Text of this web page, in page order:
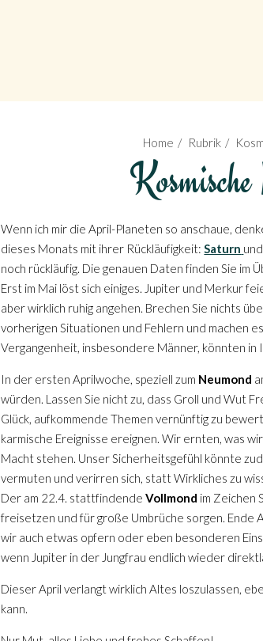
Home Rubrik
Wenn ich mir die April-Planeten so anschaue,
dieses Monats mit ihrer Rückläufigkeit:Saturn und
noch rückläufig. Die genauen Daten finden Sie im
Erst im Mai löst sich einiges. Jupiter und Merkur
aber wirklich ruhig angehen. Brechen Sie nichts
vorherigen Situationen und Fehlern und machen
Vergangenheit, insbesondere Männer, könnten
In der ersten Aprilwoche, speziell zum Neumond
würden. Lassen Sie nicht zu, dass Groll und Wut
Glück, aufkommende Themen vernünftig zu
karmische Ereignisse ereignen. Wir ernten, was
Macht stehen. Unser Sicherheitsgefühl könnte
vermuten und verirren sich, statt Wirkliches zu
Der am 22.4. stattfindendeVollmond im Zeichen
freisetzen und für große Umbrüche sorgen. Ende
wir auch etwas opfern oder eben besonderen
wenn Jupiter in der Jungfrau endlich wieder
Dieser April verlangt wirklich Altes loszulassen,
kann.